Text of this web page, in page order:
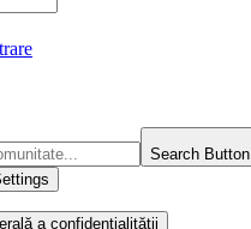
Search Button
a confidențialității